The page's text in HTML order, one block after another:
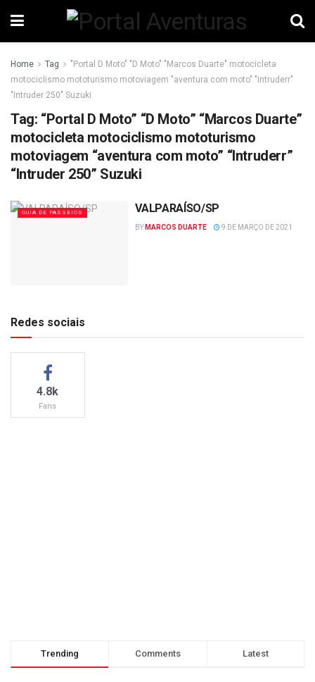
Home Tag
"Portal D Moto" "D Moto" "Marcos Duarte" motocicleta
motociclismo mototurismo motoviagem "aventura com moto" "Intruderr"
"Intruder 250" Suzuki
Tag: “Portal D Moto” “D Moto” “Marcos Duarte”
motocicleta motociclismo mototurismo
motoviagem “aventura com moto” “Intruderr”
“Intruder 250” Suzuki
GUIA DE PASSEIOS VALPARAÍSO/SP
BY MARCOS DUARTE 9 DE MARÇO DE 2021
Redes sociais
4.8k
Fans
Trending Comments Latest